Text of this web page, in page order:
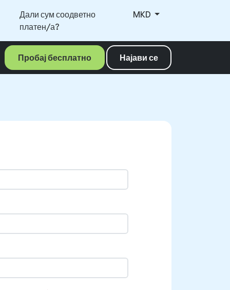
Дали сум соодветно
платен/а?
MKD
Пробај бесплатно Најави се